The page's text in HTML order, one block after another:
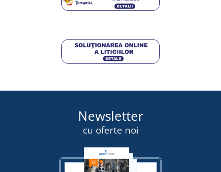
Newsletter
cu oferte noi